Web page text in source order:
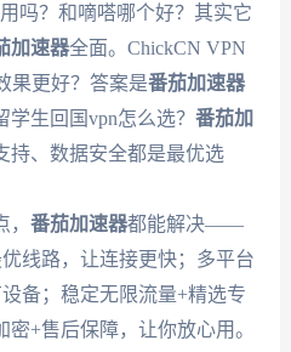
吗？和嘀嗒哪个好？其实它
加速器全面。ChickCN VPN
果更好？答案是番茄加速器
生回国vpn怎么选？ 番茄加
持、数据安全都是最优选
番茄加速器都能解决——
线路，让连接更快；多平台
备；稳定无限流量+精选专
+售后保障，让你放心用。